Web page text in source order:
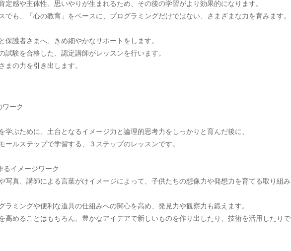
定感や主体性、思いやりが生まれるため、その後の学習がより効果的になります。
でも、「心の教育」をベースに、プログラミングだけではない、さまざまな力を育みます。
保護者さまへ、きめ細やかなサポートをします。
試験を合格した、認定講師がレッスンを行います。
まの力を引き出します。
ワーク
学ぶために、土台となるイメージ力と論理的思考力をしっかりと育んだ後に、
ールステップで学習する、３ステップのレッスンです。
イメージワーク
写真、講師による言葉がけイメージによって、子供たちの想像力や発想力を育てる取り組み
ラミングや便利な道具の仕組みへの関心を高め、発見力や観察力も鍛えます。
高めることはもちろん、豊かなアイデアで新しいものを作り出したり、技術を活用したりで